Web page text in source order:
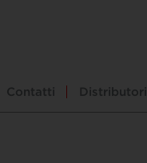
Contatti Distributori